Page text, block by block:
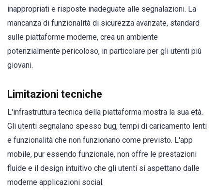
inappropriati e risposte inadeguate alle segnalazioni. La
mancanza di funzionalità di sicurezza avanzate, standard
sulle piattaforme moderne, crea un ambiente
potenzialmente pericoloso, in particolare per gli utenti più
giovani.
Limitazioni tecniche
L'infrastruttura tecnica della piattaforma mostra la sua età.
Gli utenti segnalano spesso bug, tempi di caricamento lenti
e funzionalità che non funzionano come previsto. L'app
mobile, pur essendo funzionale, non offre le prestazioni
fluide e il design intuitivo che gli utenti si aspettano dalle
moderne applicazioni social.